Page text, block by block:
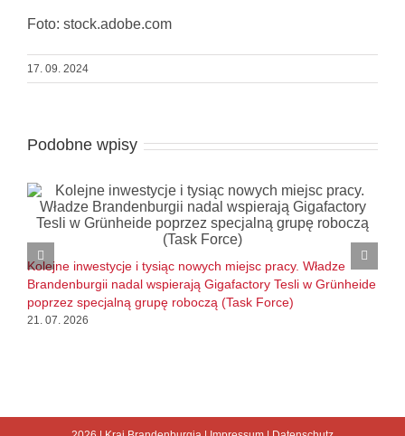
Foto: stock.adobe.com
17. 09. 2024
Podobne wpisy
Kolejne inwestycje i tysiąc nowych miejsc pracy. Władze
Brandenburgii nadal wspierają Gigafactory Tesli w Grünheide
poprzez specjalną grupę roboczą (Task Force)
21. 07. 2026